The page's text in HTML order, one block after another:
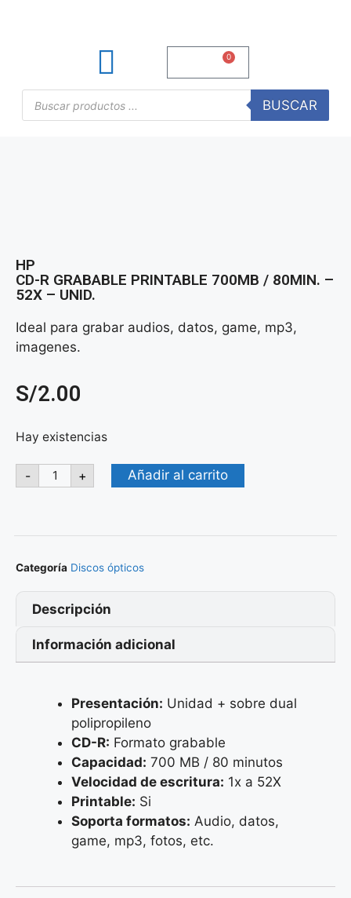
0.00 0
BUSCAR
HP
CD-R GRABABLE PRINTABLE 700MB / 80MIN. –
52X – UNID.
Ideal para grabar audios, datos, game, mp3,
imagenes.
S/2.00
Hay existencias
- + Añadir al carrito
Categoría Discos ópticos
Descripción
Información adicional
Presentación: Unidad + sobre dual
polipropileno
CD-R: Formato grabable
Capacidad: 700 MB / 80 minutos
Velocidad de escritura: 1x a 52X
Printable: Si
Soporta formatos: Audio, datos,
game, mp3, fotos, etc.